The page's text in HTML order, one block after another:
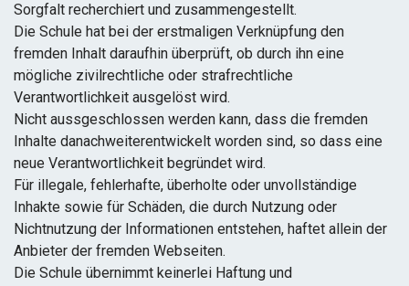
Sorgfalt recherchiert und zusammengestellt.
Die Schule hat bei der erstmaligen Verknüpfung den
fremden Inhalt daraufhin überprüft, ob durch ihn eine
mögliche zivilrechtliche oder strafrechtliche
Verantwortlichkeit ausgelöst wird.
Nicht aussgeschlossen werden kann, dass die fremden
Inhalte danachweiterentwickelt worden sind, so dass eine
neue Verantwortlichkeit begründet wird.
Für illegale, fehlerhafte, überholte oder unvollständige
Inhakte sowie für Schäden, die durch Nutzung oder
Nichtnutzung der Informationen entstehen, haftet allein der
Anbieter der fremden Webseiten.
Die Schule übernimmt keinerlei Haftung und